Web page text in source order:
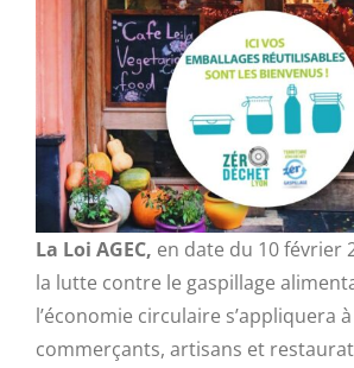
La Loi AGEC, en date du 10 février
la lutte contre le gaspillage
l’économie circulaire s’appliquera
commerçants, artisans et